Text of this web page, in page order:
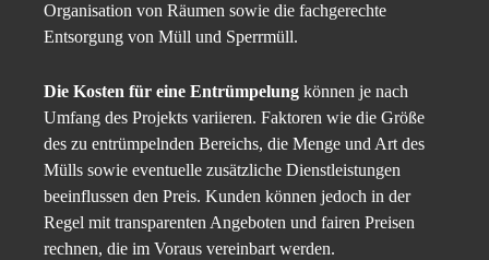
Organisation von Räumen sowie die fachgerechte
Entsorgung von Müll und Sperrmüll.
Die Kosten für eine Entrümpelung können je nach
Umfang des Projekts variieren. Faktoren wie die Größe
des zu entrümpelnden Bereichs, die Menge und Art des
Mülls sowie eventuelle zusätzliche Dienstleistungen
beeinflussen den Preis. Kunden können jedoch in der
Regel mit transparenten Angeboten und fairen Preisen
rechnen, die im Voraus vereinbart werden.